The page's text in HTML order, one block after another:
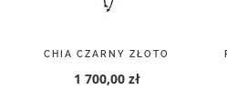
CHIA CZARNY ZŁOTO
1 700,00 zł